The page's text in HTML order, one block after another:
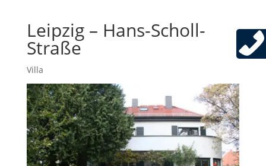
Leipzig – Hans-Scholl-
Straße
Villa